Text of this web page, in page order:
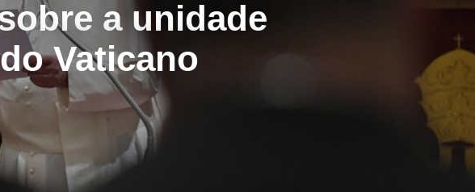
a unidade
Vaticano